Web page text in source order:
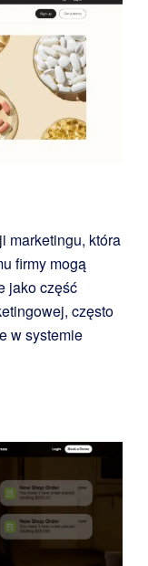
marketingu, która
firmy mogą
jako część
często
w systemie